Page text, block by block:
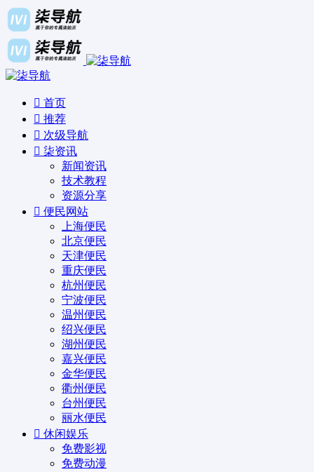
首页
推荐
次级导航
柒资讯
新闻资讯
技术教程
资源分享
便民网站
上海便民
北京便民
天津便民
重庆便民
杭州便民
宁波便民
温州便民
绍兴便民
湖州便民
嘉兴便民
金华便民
衢州便民
台州便民
丽水便民
休闲娱乐
免费影视
免费动漫